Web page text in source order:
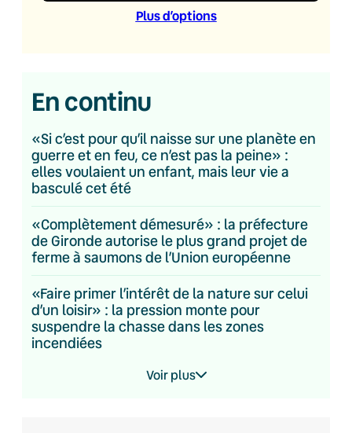
Plus d’options
En continu
«Si c’est pour qu’il naisse sur une planète en
guerre et en feu, ce n’est pas la peine» :
elles voulaient un enfant, mais leur vie a
basculé cet été
«Complètement démesuré» : la préfecture
de Gironde autorise le plus grand projet de
ferme à saumons de l’Union européenne
«Faire primer l’intérêt de la nature sur celui
d’un loisir» : la pression monte pour
suspendre la chasse dans les zones
incendiées
Voir plus